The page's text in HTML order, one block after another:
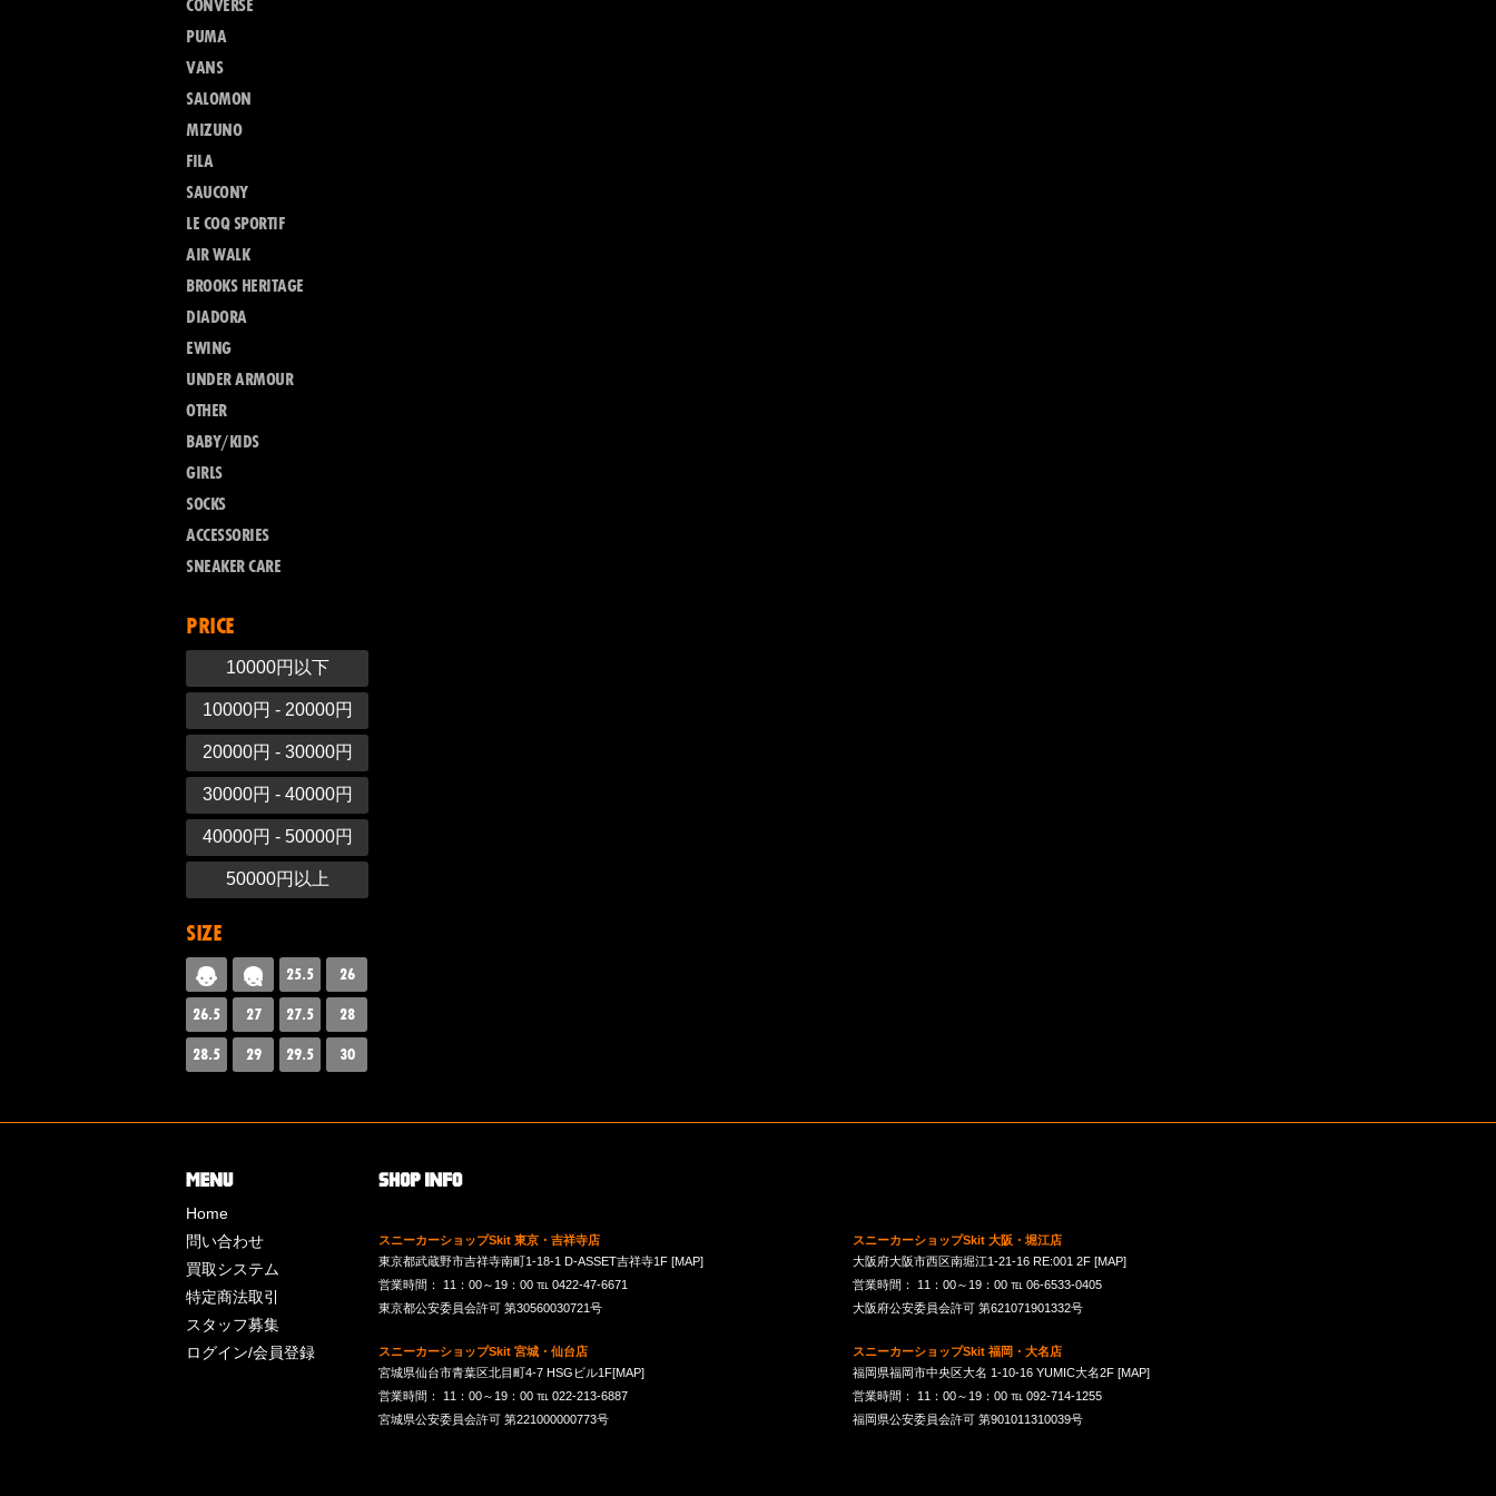
CONVERSE
PUMA
VANS
SALOMON
MIZUNO
FILA
SAUCONY
LE COQ SPORTIF
AIR WALK
BROOKS HERITAGE
DIADORA
EWING
UNDER ARMOUR
OTHER
BABY/KIDS
GIRLS
SOCKS
ACCESSORIES
SNEAKER CARE
PRICE
10000円以下
10000円 - 20000円
20000円 - 30000円
30000円 - 40000円
40000円 - 50000円
50000円以上
SIZE
25.5
26
26.5
27 27.5
28
28.5
29 29.5 30
Home
問い合わせ
買取システム
特定商法取引
スタッフ募集
ログイン/会員登録
スニーカーショップSkit 東京・吉祥寺店
東京都武蔵野市吉祥寺南町1-18-1 D-ASSET吉祥寺1F [MAP]
営業時間： 11：00～19：00 ℡ 0422-47-6671
東京都公安委員会許可 第30560030721号
スニーカーショップSkit 大阪・堀江店
大阪府大阪市西区南堀江1-21-16 RE:001 2F [MAP]
営業時間： 11：00～19：00 ℡ 06-6533-0405
大阪府公安委員会許可 第621071901332号
スニーカーショップSkit 宮城・仙台店
宮城県仙台市青葉区北目町4-7 HSGビル1F[MAP]
営業時間： 11：00～19：00 ℡ 022-213-6887
宮城県公安委員会許可 第221000000773号
スニーカーショップSkit 福岡・大名店
福岡県福岡市中央区大名 1-10-16 YUMIC大名2F [MAP]
営業時間： 11：00～19：00 ℡ 092-714-1255
福岡県公安委員会許可 第901011310039号